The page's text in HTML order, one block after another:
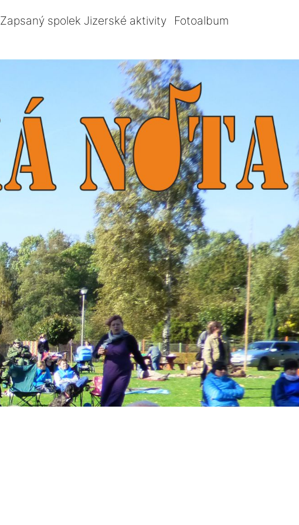
Zapsaný spolek Jizerské aktivity
Fotoalbum